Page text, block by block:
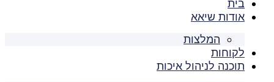
בית
אודות שיאא
המלצות
לקוחות
תוכנה לניהול איכות